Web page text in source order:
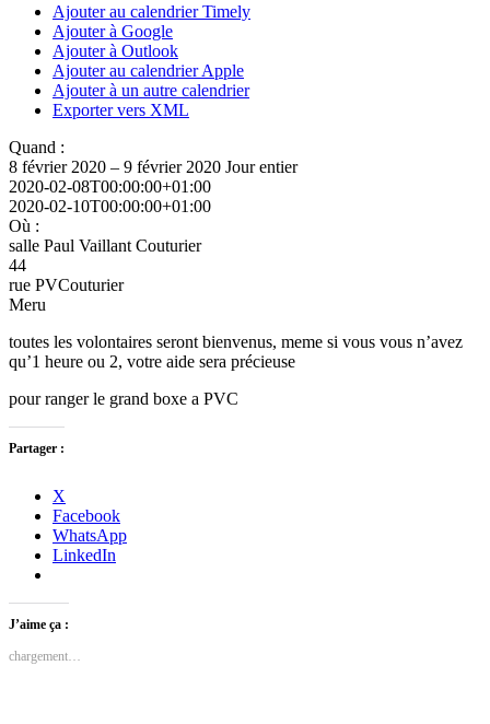
Ajouter au calendrier Timely
Ajouter à Google
Ajouter à Outlook
Ajouter au calendrier Apple
Ajouter à un autre calendrier
Exporter vers XML
Quand :
8 février 2020 – 9 février 2020 Jour entier
2020-02-08T00:00:00+01:00
2020-02-10T00:00:00+01:00
Où :
salle Paul Vaillant Couturier
44
rue PVCouturier
Meru
toutes les volontaires seront bienvenus, meme si vous vous n’avez
qu’1 heure ou 2, votre aide sera précieuse
pour ranger le grand boxe a PVC
Partager :
X
Facebook
WhatsApp
LinkedIn
J’aime ça :
chargement…